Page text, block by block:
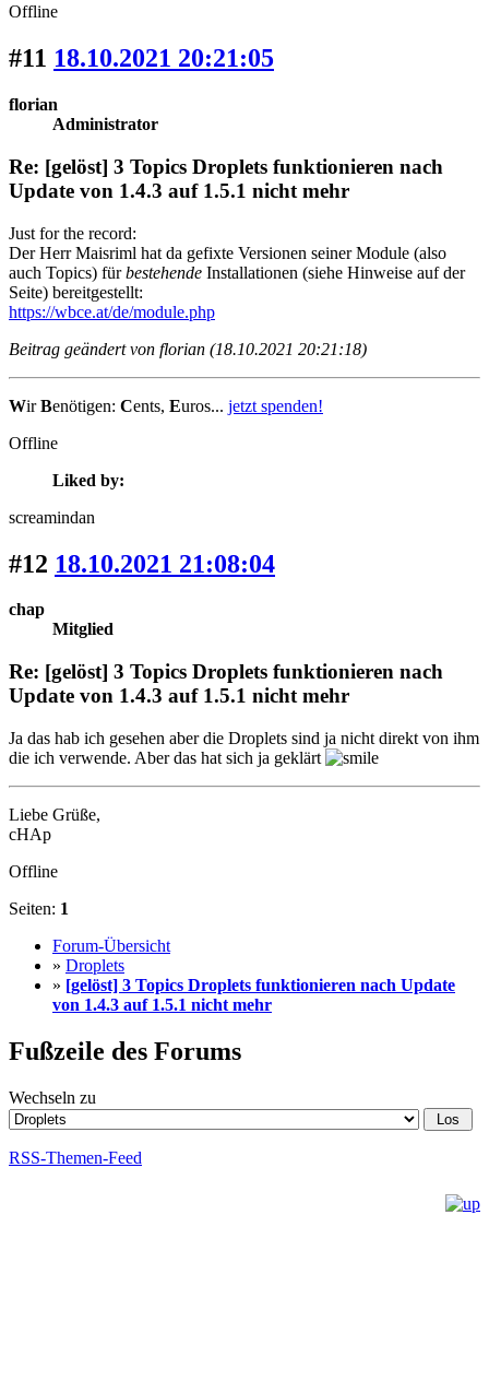
Offline
#11 18.10.2021 20:21:05
florian
Administrator
Re: [gelöst] 3 Topics Droplets funktionieren nach
Update von 1.4.3 auf 1.5.1 nicht mehr
Just for the record:
Der Herr Maisriml hat da gefixte Versionen seiner Module (also
auch Topics) fürbestehende Installationen (siehe Hinweise auf der
Seite) bereitgestellt:
https://wbce.at/de/module.php
Beitrag geändert von florian (18.10.2021 20:21:18)
WirBenötigen: Cents, Euros... jetzt spenden!
Offline
Liked by:
screamindan
#12 18.10.2021 21:08:04
chap
Mitglied
Re: [gelöst] 3 Topics Droplets funktionieren nach
Update von 1.4.3 auf 1.5.1 nicht mehr
Ja das hab ich gesehen aber die Droplets sind ja nicht direkt von ihm
die ich verwende. Aber das hat sich ja geklärt
Liebe Grüße,
cHAp
Offline
Seiten: 1
Forum-Übersicht
» Droplets
» [gelöst] 3 Topics Droplets funktionieren nach Update
von 1.4.3 auf 1.5.1 nicht mehr
Fußzeile des Forums
Wechseln zu
RSS-Themen-Feed